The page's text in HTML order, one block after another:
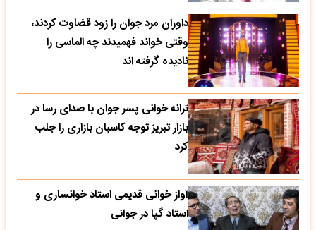
داوران مرد جوان را زود قضاوت کردند،
وقتی خواند فهمیدند چه الماسی را
نادیده گرفته اند
ترانه خوانی پسر جوان با صدای رسا در
بازار تبریز توجه کاسبان بازاری را جلب
کرد
آواز خوانی قدیمی استاد خوانساری و
استاد گپا در جوانی